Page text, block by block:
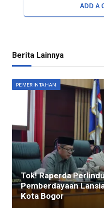
ADD A
Berita Lainnya
PEMERINTAHAN
Tok! Raperda
Pemberdayaan
Kota Bogor